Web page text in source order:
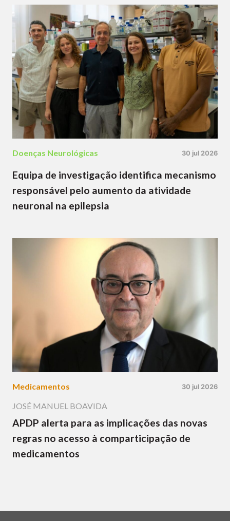
Doenças Neurológicas 30 jul 2026
Equipa de investigação identifica mecanismo
responsável pelo aumento da atividade
neuronal na epilepsia
Medicamentos 30 jul 2026
JOSÉ MANUEL BOAVIDA
APDP alerta para as implicações das novas
regras no acesso à comparticipação de
medicamentos